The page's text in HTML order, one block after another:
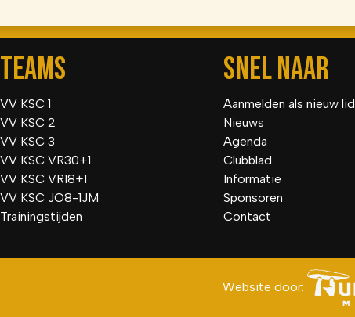
TEAMS
VV KSC 1
VV KSC 2
VV KSC 3
VV KSC VR30+1
VV KSC VR18+1
VV KSC JO8-1JM
Trainingstijden
SNEL NAAR
Aanmelden als nieuw lid
Nieuws
Agenda
Clubblad
Informatie
Sponsoren
Contact
Website door: